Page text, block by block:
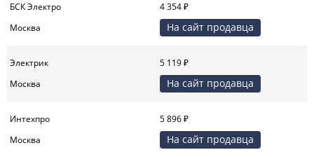
БСК Электро
4 354 ₽
Москва
На сайт продавца
Электрик
5 119 ₽
Москва
На сайт продавца
Интехпро
5 896 ₽
Москва
На сайт продавца